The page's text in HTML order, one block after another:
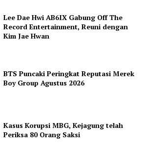
Lee Dae Hwi AB6IX Gabung Off The
Record Entertainment, Reuni dengan
Kim Jae Hwan
BTS Puncaki Peringkat Reputasi Merek
Boy Group Agustus 2026
Kasus Korupsi MBG, Kejagung telah
Periksa 80 Orang Saksi